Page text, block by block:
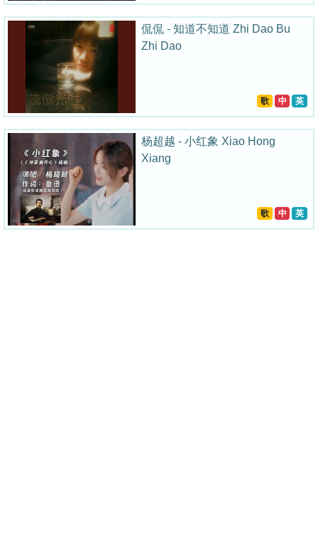
侃侃 - 知道不知道 Zhi Dao Bu
Zhi Dao
歌 中 英
杨超越 - 小红象 Xiao Hong
Xiang
歌 中 英